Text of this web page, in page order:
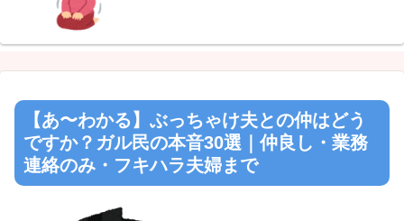
【あ〜わかる】ぶっちゃけ夫との仲はどう
ですか？ガル民の本音30選｜仲良し・業務
連絡のみ・フキハラ夫婦まで